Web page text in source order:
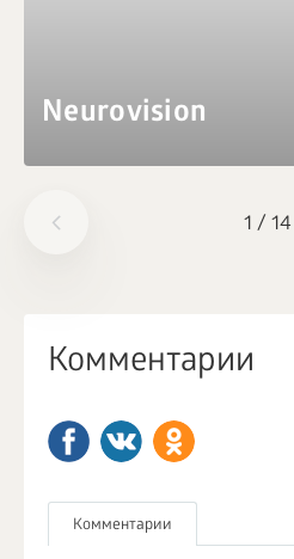
1 / 14
Neurovision
Комментарии
Комментарии